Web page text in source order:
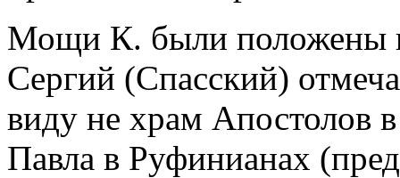
Мощи К. были положены
Сергий (Спасский)
виду не храм Апостолов
Павла в Руфинианах